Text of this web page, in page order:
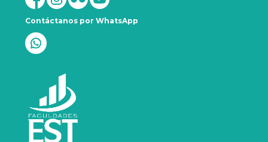
Contáctanos por WhatsApp